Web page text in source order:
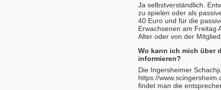
Ja selbstverständlich.
zu spielen oder als
40 Euro und für die
Erwachsenen am Freitag
Alter oder von der
Wo kann ich mich über
informieren?
Die Ingersheimer
https://
findet man die